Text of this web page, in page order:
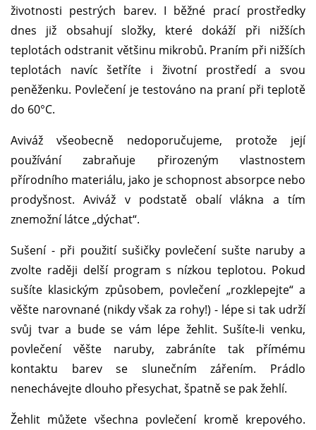
životnosti pestrých barev. I běžné prací prostředky
dnes již obsahují složky, které dokáží při nižších
teplotách odstranit většinu mikrobů. Praním při nižších
teplotách navíc šetříte i životní prostředí a svou
peněženku. Povlečení je testováno na praní při teplotě
do 60°C.
Aviváž všeobecně nedoporučujeme, protože její
používání zabraňuje přirozeným vlastnostem
přírodního materiálu, jako je schopnost absorpce nebo
prodyšnost. Aviváž v podstatě obalí vlákna a tím
znemožní látce „dýchat“.
Sušení - při použití sušičky povlečení sušte naruby a
zvolte raději delší program s nízkou teplotou. Pokud
sušíte klasickým způsobem, povlečení „rozklepejte“ a
věšte narovnané (nikdy však za rohy!) - lépe si tak udrží
svůj tvar a bude se vám lépe žehlit. Sušíte-li venku,
povlečení věšte naruby, zabráníte tak přímému
kontaktu barev se slunečním zářením. Prádlo
nenechávejte dlouho přesychat, špatně se pak žehlí.
Žehlit můžete všechna povlečení kromě krepového.